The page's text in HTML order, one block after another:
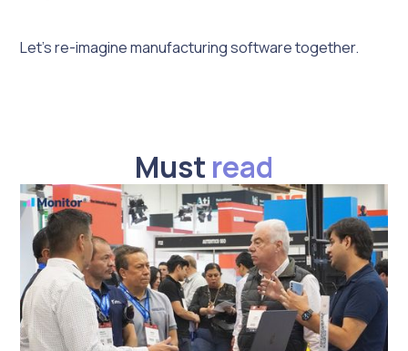
Let's re-imagine manufacturing software together.
Must read